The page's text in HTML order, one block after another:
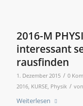
2016-M
interessant
rausfinden
1. Dezember 2015 / 0
2016, KURSE, Physik / von
Weiterlesen